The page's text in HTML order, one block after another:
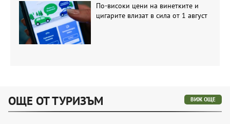
По-високи цени на винетките и
цигарите влизат в сила от 1 август
ОЩЕ ОТ ТУРИЗЪМ ВИЖ ОЩЕ